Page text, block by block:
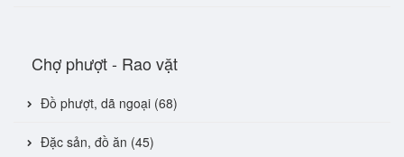
Chợ phượt - Rao vặt
Đồ phượt, dã ngoại (68)
Đặc sản, đồ ăn (45)